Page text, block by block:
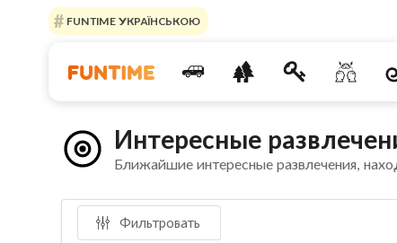
FUNTIME УКРАЇНСЬКОЮ
Интересные
Ближайшие интересные развлечения,
Фильтровать